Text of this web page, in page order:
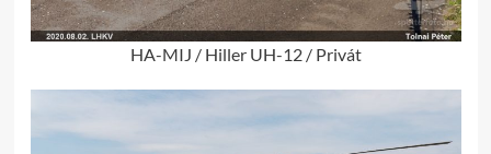
HA-MIJ / Hiller UH-12 / Privát